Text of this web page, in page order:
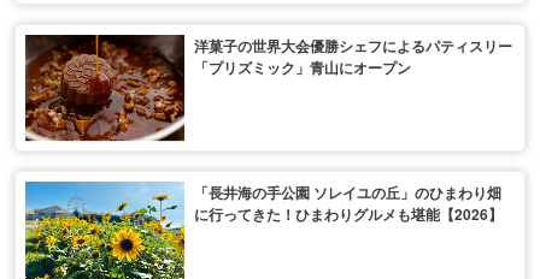
洋菓子の世界大会優勝シェフによるパティスリー
「プリズミック」青山にオープン
「長井海の手公園 ソレイユの丘」のひまわり畑
に行ってきた！ひまわりグルメも堪能【2026】